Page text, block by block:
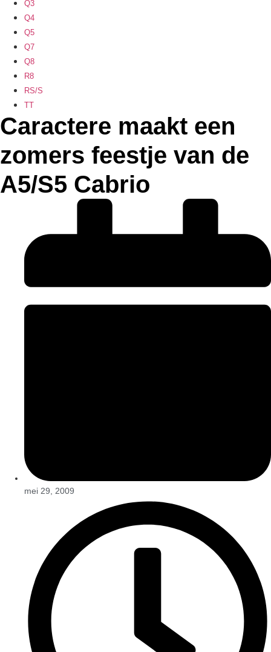
Q3
Q4
Q5
Q7
Q8
R8
RS/S
TT
Caractere maakt een
zomers feestje van de
A5/S5 Cabrio
mei 29, 2009